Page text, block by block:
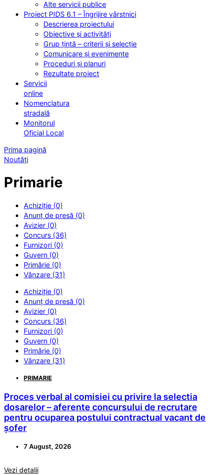
Alte servicii publice
Proiect PIDS 6.1 – Îngrijire vârstnici
Descrierea proiectului
Obiective și activități
Grup țintă – criterii și selecție
Comunicare și evenimente
Proceduri și planuri
Rezultate proiect
Servicii
online
Nomenclatura
stradală
Monitorul
Oficial Local
Prima pagină
Noutăți
Primarie
Achiziție (0)
Anunț de presă (0)
Avizier (0)
Concurs (36)
Furnizori (0)
Guvern (0)
Primărie (0)
Vânzare (31)
Achiziție (0)
Anunț de presă (0)
Avizier (0)
Concurs (36)
Furnizori (0)
Guvern (0)
Primărie (0)
Vânzare (31)
PRIMARIE
Proces verbal al comisiei cu privire la selectia
dosarelor – aferente concursului de recrutare
pentru ocuparea postului contractual vacant de
șofer
7 August, 2026
Vezi detalii